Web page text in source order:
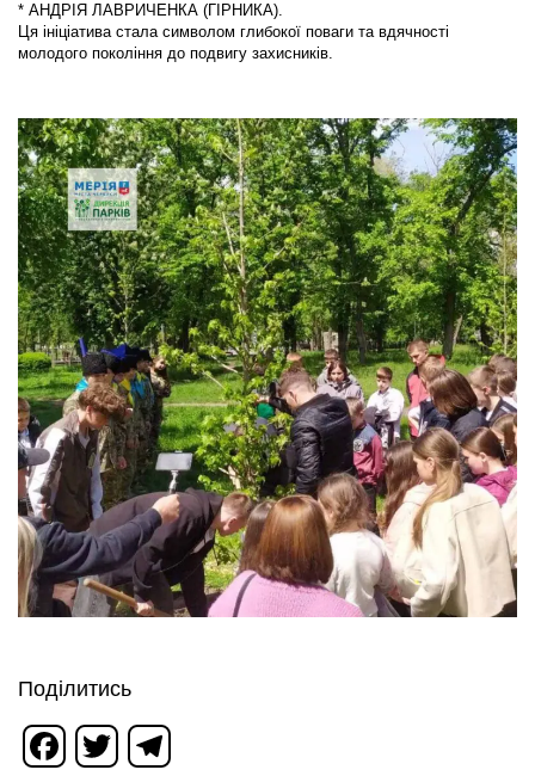
* АНДРІЯ ЛАВРИЧЕНКА (ГІРНИКА).
Ця ініціатива стала символом глибокої поваги та вдячності
молодого покоління до подвигу захисників.
Поділитись
Facebook
Twitter